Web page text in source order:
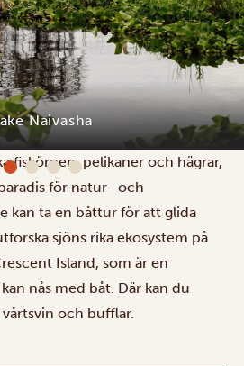
Naivasha
sötvattensjö i Kenyas Rift
över havet och med en yta
Här lever flodhästar, en
över 400 fågelarter, däribland
fiskörnen, pelikaner och hägrar,
för natur- och
kan ta en båttur för att glida
sjöns rika ekosystem på
Island, som är en
nås med båt. Där kan du
och bufflar.